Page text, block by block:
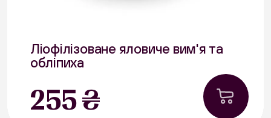
Ліофілізоване яловиче вим'я та
обліпиха
255 ₴
В наявності